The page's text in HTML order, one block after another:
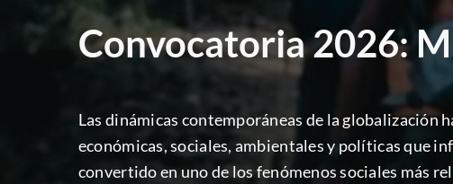
Convocatoria 2026:
Las dinámicas contemporáneas de la
económicas, sociales, ambientales y políticas que
convertido en uno de los fenómenos sociales más